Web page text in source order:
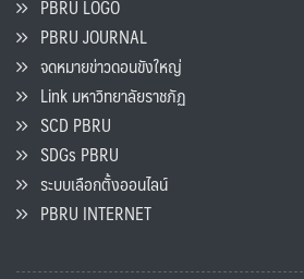
PBRU LOGO
PBRU JOURNAL
จดหมายข่าวดอนขังใหญ่
Link มหาวิทยาลัยราชภัฏ
SCD PBRU
SDGs PBRU
ระบบเลือกตั้งออนไลน์
PBRU INTERNET